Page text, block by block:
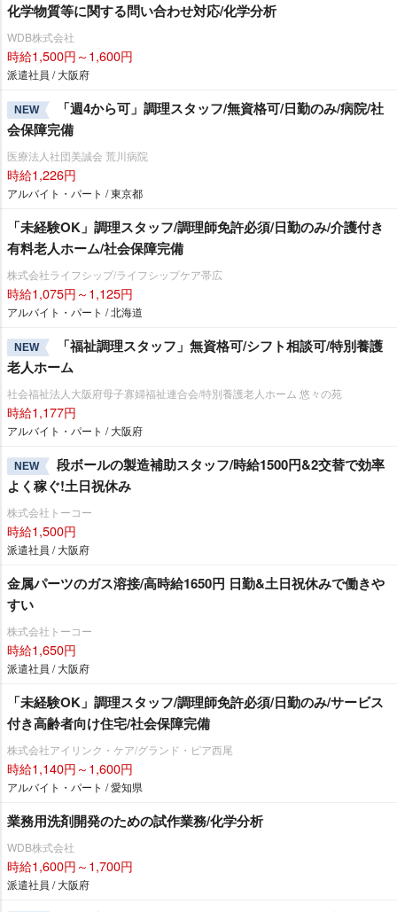
化学物質等に関する問い合わせ対応/化学分析
WDB株式会社
時給1,500円～1,600円
派遣社員 / 大阪府
NEW
「週4から可」調理スタッフ/無資格可/日勤のみ/病院/社
会保障完備
医療法人社団美誠会 荒川病院
時給1,226円
アルバイト・パート / 東京都
「未経験OK」調理スタッフ/調理師免許必須/日勤のみ/介護付き
有料老人ホーム/社会保障完備
株式会社ライフシップ/ライフシップケア帯広
時給1,075円～1,125円
アルバイト・パート / 北海道
NEW
「福祉調理スタッフ」無資格可/シフト相談可/特別養護
老人ホーム
社会福祉法人大阪府母子寡婦福祉連合会/特別養護老人ホーム 悠々の苑
時給1,177円
アルバイト・パート / 大阪府
NEW
段ボールの製造補助スタッフ/時給1500円&2交替で効率
よく稼ぐ!土日祝休み
株式会社トーコー
時給1,500円
派遣社員 / 大阪府
金属パーツのガス溶接/高時給1650円 日勤&土日祝休みで働き
すい
株式会社トーコー
時給1,650円
派遣社員 / 大阪府
「未経験OK」調理スタッフ/調理師免許必須/日勤のみ/サービス
付き高齢者向け住宅/社会保障完備
株式会社アイリンク・ケア/グランド・ピア西尾
時給1,140円～1,600円
アルバイト・パート / 愛知県
業務用洗剤開発のための試作業務/化学分析
WDB株式会社
時給1,600円～1,700円
派遣社員 / 大阪府